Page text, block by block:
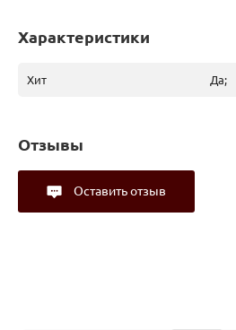
Характеристики
Хит Да;
Отзывы
Оставить отзыв